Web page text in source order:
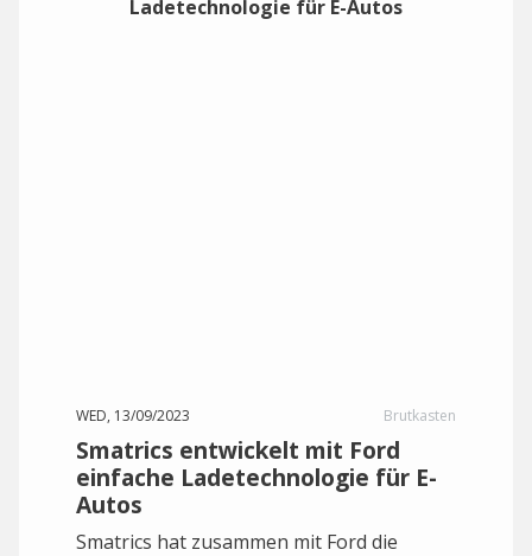
WED, 13/09/2023 Brutkasten
Smatrics entwickelt mit Ford
einfache Ladetechnologie für E-
Autos
Smatrics hat zusammen mit Ford die